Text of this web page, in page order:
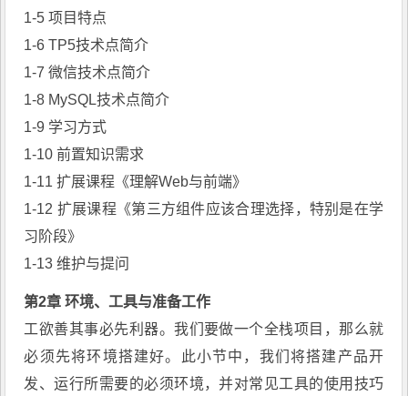
1-5 项目特点
1-6 TP5技术点简介
1-7 微信技术点简介
1-8 MySQL技术点简介
1-9 学习方式
1-10 前置知识需求
1-11 扩展课程《理解Web与前端》
1-12 扩展课程《第三方组件应该合理选择，特别是在学
习阶段》
1-13 维护与提问
第2章 环境、工具与准备工作
工欲善其事必先利器。我们要做一个全栈项目，那么就
必须先将环境搭建好。此小节中，我们将搭建产品开
发、运行所需要的必须环境，并对常见工具的使用技巧